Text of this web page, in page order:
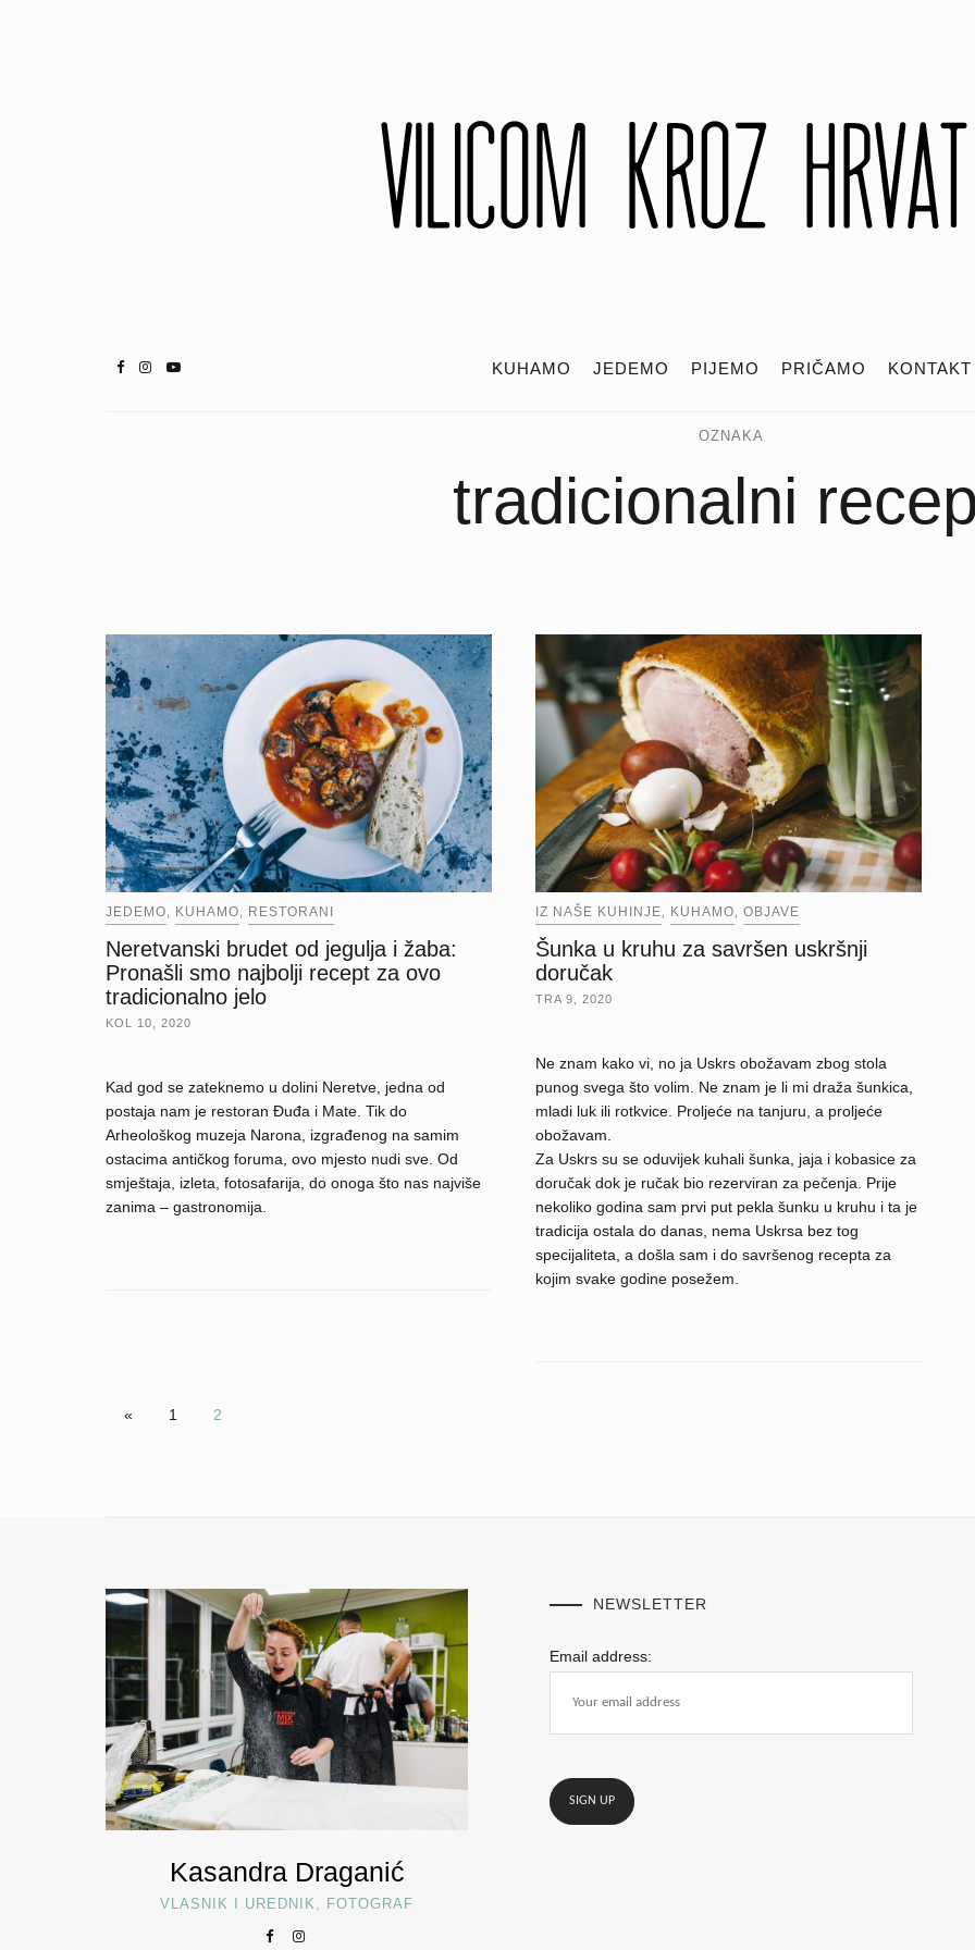
KUHAMO JEDEMO PIJEMO PRIČAMO KONTAKT
OZNAKA
tradicionalni
JEDEMO KUHAMO RESTORANI
Neretvanski brudet od jegulja i žaba:
Pronašli smo najbolji recept za ovo
tradicionalno jelo
KOL 10, 2020
Kad god se zateknemo u dolini Neretve, jedna od
postaja nam je restoran Đuđa i Mate. Tik do
Arheološkog muzeja Narona, izgrađenog na samim
ostacima antičkog foruma, ovo mjesto nudi sve. Od
smještaja, izleta, fotosafarija, do onoga što nas najviše
zanima – gastronomija.
IZ NAŠE KUHINJE KUHAMO OBJAVE
Šunka u kruhu za savršen uskršnji
doručak
TRA 9, 2020
Ne znam kako vi, no ja Uskrs obožavam zbog stola
punog svega što volim. Ne znam je li mi draža šunkica,
mladi luk ili rotkvice. Proljeće na tanjuru, a proljeće
obožavam.
Za Uskrs su se oduvijek kuhali šunka, jaja i kobasice za
doručak dok je ručak bio rezerviran za pečenja. Prije
nekoliko godina sam prvi put pekla šunku u kruhu i ta je
tradicija ostala do danas, nema Uskrsa bez tog
specijaliteta, a došla sam i do savršenog recepta za
kojim svake godine posežem.
« 1 2
Kasandra Draganić
VLASNIK I UREDNIK, FOTOGRAF
NEWSLETTER
Email address: